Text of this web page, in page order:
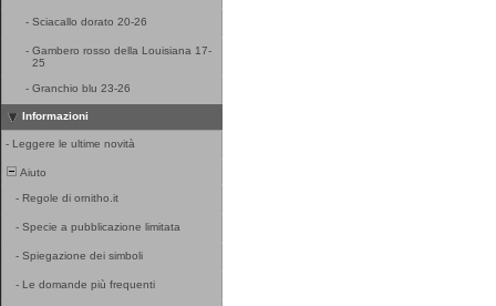
- Sciacallo dorato 20-26
- Gambero rosso della Louisiana 17-
25
- Granchio blu 23-26
Informazioni
- Leggere le ultime novità
Aiuto
- Regole di ornitho.it
- Specie a pubblicazione limitata
- Spiegazione dei simboli
- Le domande più frequenti